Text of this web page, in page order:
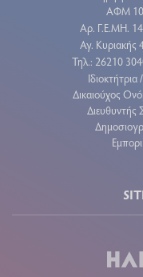
ΑΦΜ
Aρ. Γ.Ε.ΜΗ.
Αγ. Κυριακής
Τηλ.: 26210
Δικαιούχος
Διευθυντής